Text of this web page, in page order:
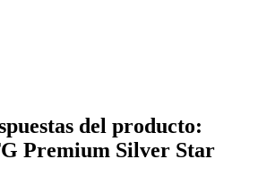
del producto:
Premium Silver Star